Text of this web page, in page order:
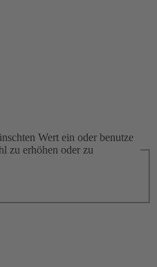
Wert ein oder benutze
zu erhöhen oder zu